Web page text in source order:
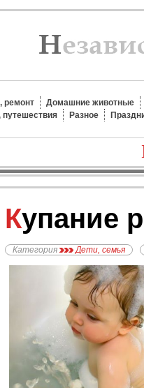
ремонт
Домашние животные
Разное
Купание
Категория Дети, семья